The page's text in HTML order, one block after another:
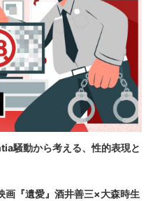
騒動から考える、性的表現と
画『遺愛』酒井善三×大森時生